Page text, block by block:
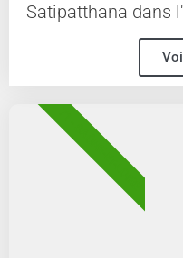
Satipatthana dans
71 - SAÔNE-ET-LOIRE